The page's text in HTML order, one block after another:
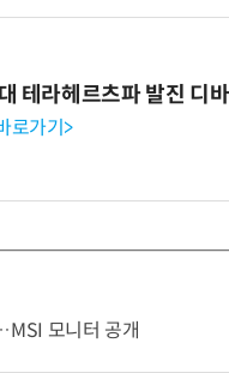
테라헤르츠파 발진 디
로가기>
모니터 공개